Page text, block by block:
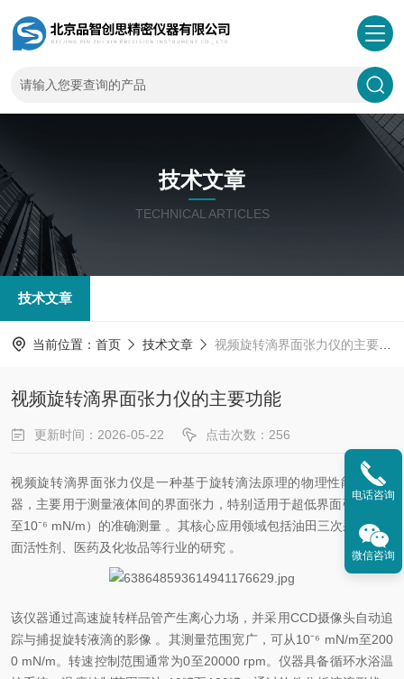
技术文章
TECHNICAL ARTICLES
技术文章
当前位置： 首页 技术文章 视频旋转滴界面张力仪的主要功能
视频旋转滴界面张力仪的主要功能
更新时间：2026-05-22 点击次数：256
视频旋转滴界面张力仪是一种基于旋转滴法原理的物理性能测试仪
器，主要用于测量液体间的界面张力，特别适用于超低界面张力（低
至10⁻⁶ mN/m）的准确测量 。其核心应用领域包括油田三次采油、表
面活性剂、医药及化妆品等行业的研究 。
该仪器通过高速旋转样品管产生离心力场，并采用CCD摄像头自动追
踪与捕捉旋转液滴的影像 。其测量范围宽广，可从10⁻⁶ mN/m至200
0 mN/m。转速控制范围通常为0至20000 rpm。仪器具备循环水浴温
电话咨询
微信咨询